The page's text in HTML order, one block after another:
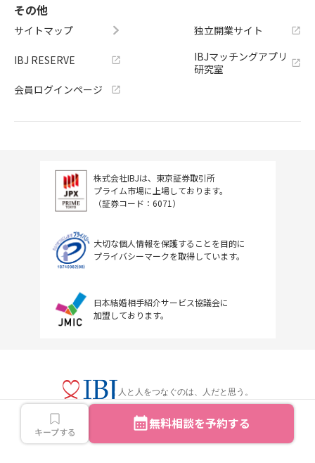
キープする 無料相談を予約する
その他
サイトマップ
IBJ RESERVE
会員ログインページ
独立開業サイト
IBJマッチングアプリ
研究室
株式会社IBJは、東京証券取引所
プライム市場に上場しております。
（証券コード：6071）
大切な個人情報を保護することを目的に
プライバシーマークを取得しています。
日本結婚相手紹介サービス協議会に
加盟しております。
人と人をつなぐのは、人だと思う。